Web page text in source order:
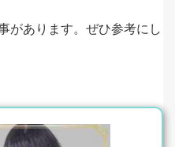
があります。ぜひ参考にし